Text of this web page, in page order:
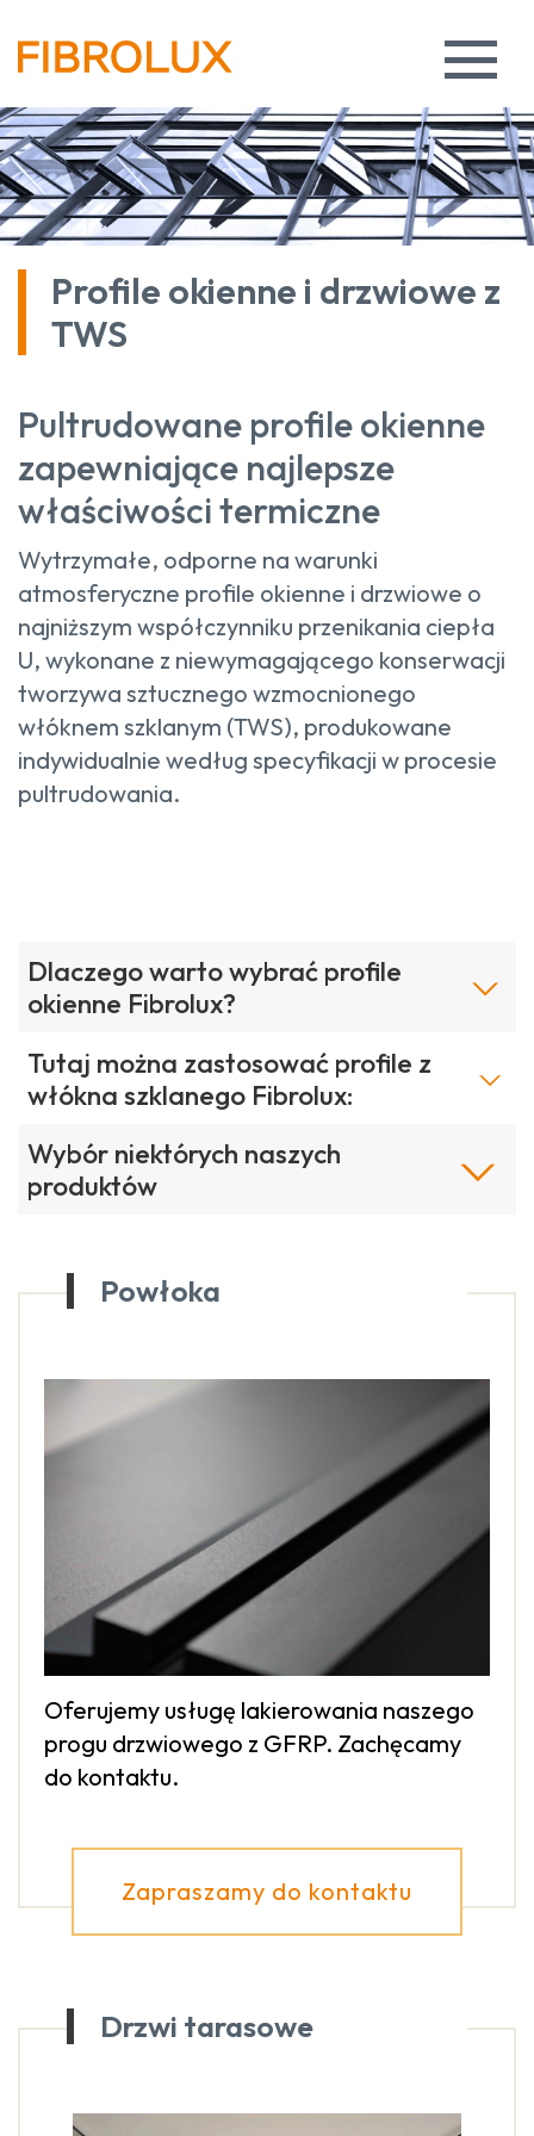
Profile okienne i drzwiowe z
TWS
Pultrudowane profile okienne
zapewniające najlepsze
właściwości termiczne
Wytrzymałe, odporne na warunki
atmosferyczne profile okienne i drzwiowe o
najniższym współczynniku przenikania ciepła
U, wykonane z niewymagającego konserwacji
tworzywa sztucznego wzmocnionego
włóknem szklanym (TWS), produkowane
indywidualnie według specyfikacji w procesie
pultrudowania.
Dlaczego warto wybrać profile
okienne Fibrolux?
Tutaj można zastosować profile z
włókna szklanego Fibrolux:
Wybór niektórych naszych
produktów
Powłoka
Oferujemy usługę lakierowania naszego
progu drzwiowego z GFRP. Zachęcamy
do kontaktu.
Zapraszamy do kontaktu
Drzwi tarasowe